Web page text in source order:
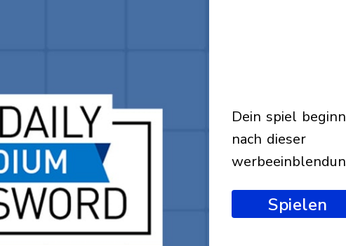
dein spiel beginnt
nach dieser
Spielen